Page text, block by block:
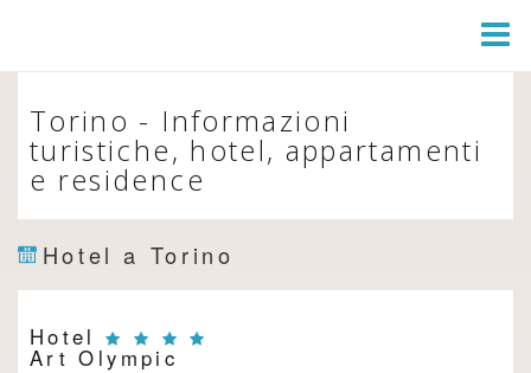
Torino - Informazioni
turistiche, hotel, appartamenti
e residence
Hotel a Torino
Hotel
Art Olympic